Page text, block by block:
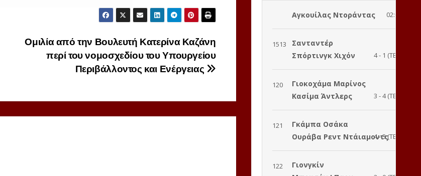
Ομιλία από την Βουλευτή Κατερίνα Καζάνη
περί του νομοσχεδίου του Υπουργείου
Περιβάλλοντος και Ενέργειας